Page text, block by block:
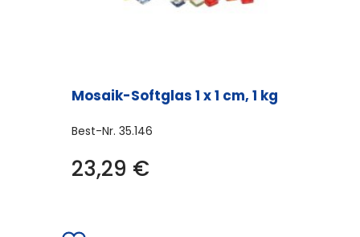
Mosaik-Softglas 1 x 1 cm, 1 kg
Best-Nr. 35.146
23,29 €